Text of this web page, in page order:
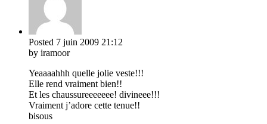
Posted 7 juin 2009 21:12
by iramoor
Yeaaaahhh quelle jolie veste!!!
Elle rend vraiment bien!!
Et les chaussureeeeeee! divineee!!!
Vraiment j’adore cette tenue!!
bisous